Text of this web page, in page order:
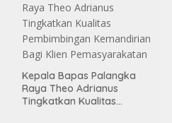
Kepala Bapas Palangka
Raya Theo Adrianus
Tingkatkan Kualitas